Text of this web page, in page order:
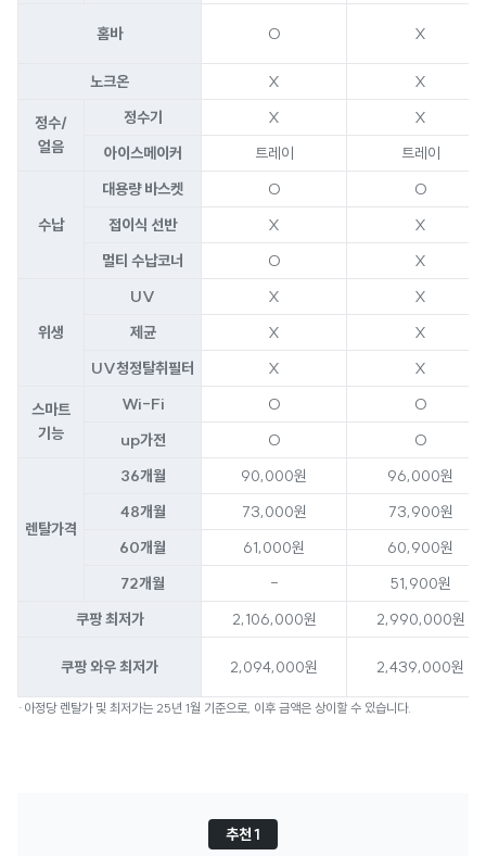
홈바 O X
노크온 X X
정수/
얼음
정수기 X
X
아이스메이커
트레이 트레이
수납
대용량 바스켓 O
O
접이식 선반
X
X
멀티 수납코너
O X
위생
UV X
X
제균
X
X
UV청정탈취필터
X X
스마트
기능
Wi-Fi O
O
up가전
O O
렌탈가격
36개월 90,000원
96,000원
48개월
73,000원
73,900원
60개월
61,000원
60,900원
72개월
-
51,900원
쿠팡 최저가
2,106,000원 2,990,000원
쿠팡 와우 최저가 2,094,000원 2,439,000원
·아정당 렌탈가 및 최저가는 25년 1월 기준으로, 이후 금액은 상이할 수 있습니다.
추천 1